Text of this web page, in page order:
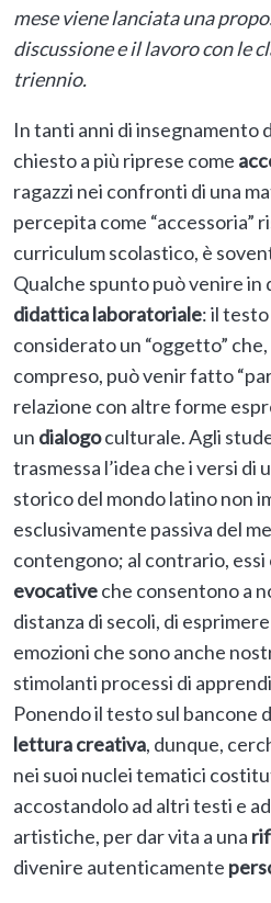
mese viene lanciata una
discussione e il lavoro con le
triennio.
In tanti anni di insegnamento
chiesto a più riprese come
ragazzi nei confronti di una
percepita come “accessoria”
curriculum scolastico, è
Qualche spunto può venire in
didattica laboratoriale: il
considerato un “oggetto”
compreso, può venir fatto
relazione con altre forme
un dialogoculturale. Agli
trasmessa l’idea che i versi di
storico del mondo latino non
esclusivamente passiva del
contengono; al contrario,
evocativeche consentono a
distanza di secoli, di
emozioni che sono anche
stimolanti processi di
Ponendo il testo sul bancone
lettura creativa, dunque,
nei suoi nuclei tematici
accostandolo ad altri testi e
artistiche, per dar vita a una
divenire autenticamente